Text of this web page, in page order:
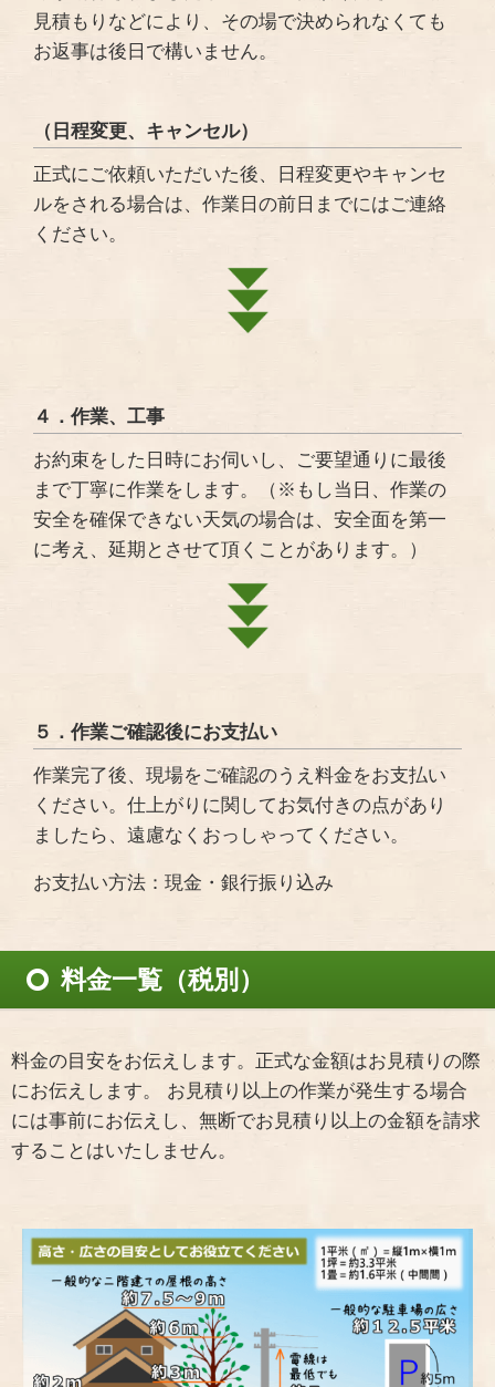
見積もりなどにより、その場で決められなくても
お返事は後日で構いません。
（日程変更、キャンセル）
正式にご依頼いただいた後、日程変更やキャンセ
ルをされる場合は、作業日の前日までにはご連絡
ください。
４．作業、工事
お約束をした日時にお伺いし、ご要望通りに最後
まで丁寧に作業をします。（※もし当日、作業の
安全を確保できない天気の場合は、安全面を第一
に考え、延期とさせて頂くことがあります。）
５．作業ご確認後にお支払い
作業完了後、現場をご確認のうえ料金をお支払い
ください。仕上がりに関してお気付きの点があり
ましたら、遠慮なくおっしゃってください。
お支払い方法：現金・銀行振り込み
料金一覧（税別）
料金の目安をお伝えします。正式な金額はお見積りの際
にお伝えします。 お見積り以上の作業が発生する場合
には事前にお伝えし、無断でお見積り以上の金額を請求
することはいたしません。